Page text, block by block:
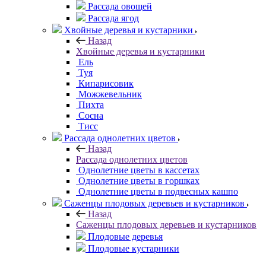
Рассада овощей
Рассада ягод
Хвойные деревья и кустарники
Назад
Хвойные деревья и кустарники
Ель
Туя
Кипарисовик
Можжевельник
Пихта
Сосна
Тисc
Рассада однолетних цветов
Назад
Рассада однолетних цветов
Однолетние цветы в кассетах
Однолетние цветы в горшках
Однолетние цветы в подвесных кашпо
Саженцы плодовых деревьев и кустарников
Назад
Саженцы плодовых деревьев и кустарников
Плодовые деревья
Плодовые кустарники